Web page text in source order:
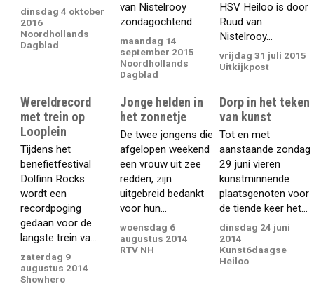
dinsdag 4 oktober
2016
Noordhollands
Dagblad
van Nistelrooy
zondagochtend ...
maandag 14
september 2015
Noordhollands
Dagblad
HSV Heiloo is door
Ruud van
Nistelrooy...
vrijdag 31 juli 2015
Uitkijkpost
Wereldrecord
met trein op
Looplein
Tijdens het
benefietfestival
Dolfinn Rocks
wordt een
recordpoging
gedaan voor de
langste trein va...
zaterdag 9
augustus 2014
Showhero
Jonge helden in
het zonnetje
De twee jongens die
afgelopen weekend
een vrouw uit zee
redden, zijn
uitgebreid bedankt
voor hun...
woensdag 6
augustus 2014
RTV NH
Dorp in het teken
van kunst
Tot en met
aanstaande zondag
29 juni vieren
kunstminnende
plaatsgenoten voor
de tiende keer het...
dinsdag 24 juni
2014
Kunst6daagse
Heiloo